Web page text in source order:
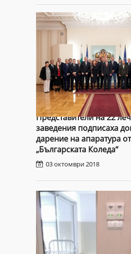
Представители на 22
заведения подписаха
дарение на апаратура от
„Българската Коледа“
03 октомври 2018